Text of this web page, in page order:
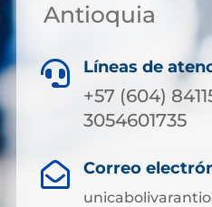
Antioquia
 Líneas de
+57 (604)
3054601735
 Correo